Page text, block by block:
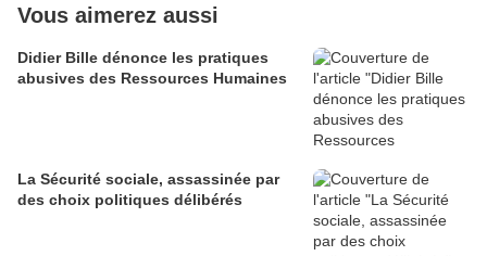
Vous aimerez aussi
Didier Bille dénonce les pratiques
abusives des Ressources Humaines
La Sécurité sociale, assassinée par
des choix politiques délibérés